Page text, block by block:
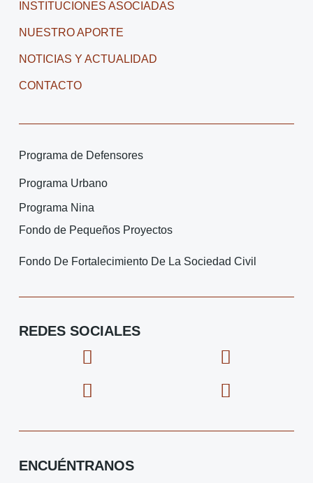
INSTITUCIONES ASOCIADAS
NUESTRO APORTE
NOTICIAS Y ACTUALIDAD
CONTACTO
Programa de Defensores
Programa Urbano
Programa Nina
Fondo de Pequeños Proyectos
Fondo De Fortalecimiento De La Sociedad Civil
REDES SOCIALES
F
c
b
o
X
t
i
I
o
-
n
I
o
-
ENCUÉNTRANOS